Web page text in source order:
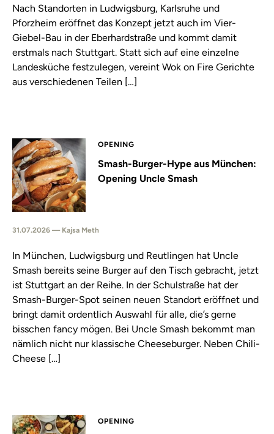
Nach Standorten in Ludwigsburg, Karlsruhe und
Pforzheim eröffnet das Konzept jetzt auch im Vier-
Giebel-Bau in der Eberhardstraße und kommt damit
erstmals nach Stuttgart. Statt sich auf eine einzelne
Landesküche festzulegen, vereint Wok on Fire Gerichte
aus verschiedenen Teilen […]
OPENING
Smash-Burger-Hype aus München:
Opening Uncle Smash
31.07.2026 — Kajsa Meth
In München, Ludwigsburg und Reutlingen hat Uncle
Smash bereits seine Burger auf den Tisch gebracht, jetzt
ist Stuttgart an der Reihe. In der Schulstraße hat der
Smash-Burger-Spot seinen neuen Standort eröffnet und
bringt damit ordentlich Auswahl für alle, die’s gerne
bisschen fancy mögen. Bei Uncle Smash bekommt man
nämlich nicht nur klassische Cheeseburger. Neben Chili-
Cheese […]
OPENING